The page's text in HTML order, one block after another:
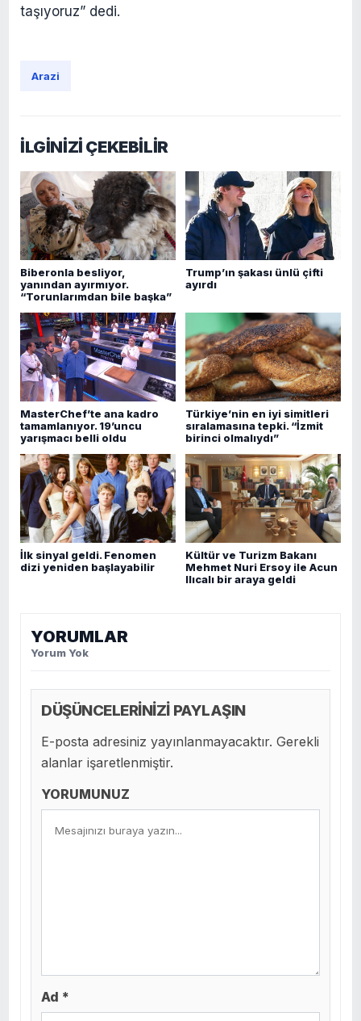
taşıyoruz” dedi.
Arazi
İLGİNİZİ ÇEKEBİLİR
Biberonla besliyor,
yanından ayırmıyor.
“Torunlarımdan bile başka”
Trump’ın şakası ünlü çifti
ayırdı
MasterChef’te ana kadro
tamamlanıyor. 19’uncu
yarışmacı belli oldu
Türkiye’nin en iyi simitleri
sıralamasına tepki. “İzmit
birinci olmalıydı”
İlk sinyal geldi. Fenomen
dizi yeniden başlayabilir
Kültür ve Turizm Bakanı
Mehmet Nuri Ersoy ile Acun
Ilıcalı bir araya geldi
YORUMLAR
Yorum Yok
DÜŞÜNCELERİNİZİ PAYLAŞIN
E-posta adresiniz yayınlanmayacaktır. Gerekli
alanlar işaretlenmiştir.
YORUMUNUZ
Ad *